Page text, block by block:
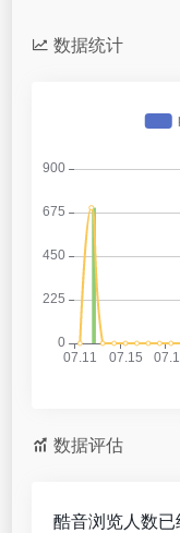
数据统计
数据评估
酷音浏览人数